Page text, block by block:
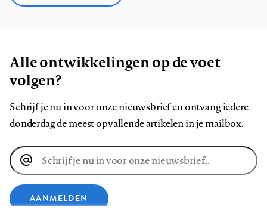
Alle ontwikkelingen op de voet
volgen?
Schrijf je nu in voor onze nieuwsbrief en ontvang iedere
donderdag de meest opvallende artikelen in je mailbox.
E-
mailadres
AANMELDEN